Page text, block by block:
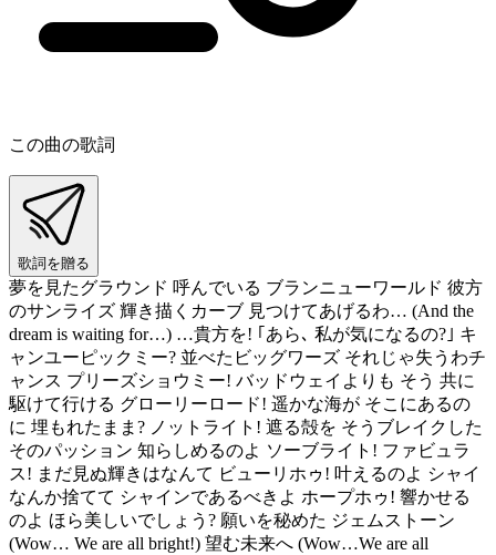
この曲の歌詞
歌詞を贈る
夢を見たグラウンド 呼んでいる ブランニューワールド 彼方
のサンライズ 輝き描くカーブ 見つけてあげるわ… (And the
dream is waiting for…) …貴方を! ｢あら､ 私が気になるの?｣ キ
ャンユーピックミー? 並べたビッグワーズ それじゃ失うわチ
ャンス プリーズショウミー! バッドウェイよりも そう 共に
駆けて行ける グローリーロード! 遥かな海が そこにあるの
に 埋もれたまま? ノットライト! 遮る殻を そうブレイクした
そのパッション 知らしめるのよ ソーブライト! ファビュラ
ス! まだ見ぬ輝きはなんて ビューリホゥ! 叶えるのよ シャイ
なんか捨てて シャインであるべきよ ホープホゥ! 響かせる
のよ ほら美しいでしょう? 願いを秘めた ジェムストーン
(Wow… We are all bright!) 望む未来へ (Wow…We are all